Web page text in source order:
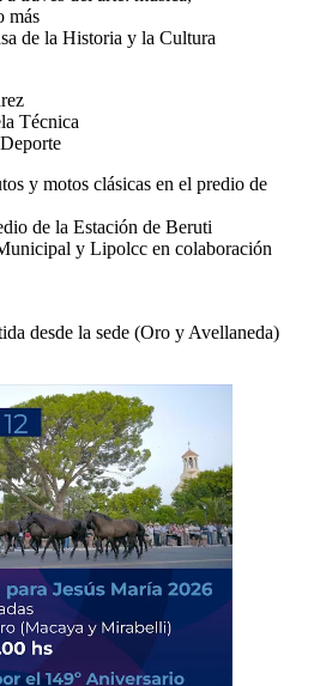
más
de la Historia y la Cultura
Técnica
y motos clásicas en el predio de
de la Estación de Beruti
y Lipolcc en colaboración
desde la sede (Oro y Avellaneda)